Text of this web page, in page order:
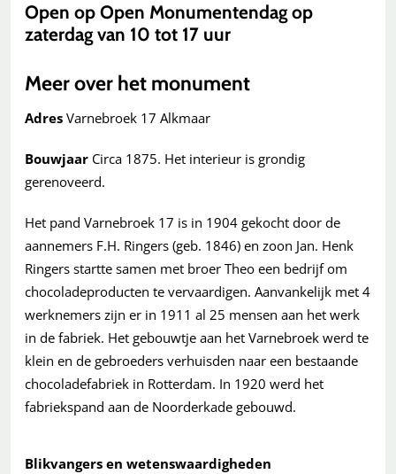
Open op Open Monumentendag op
zaterdag van 10 tot 17 uur
Meer over het monument
Adres Varnebroek 17 Alkmaar
Bouwjaar Circa 1875. Het interieur is grondig
gerenoveerd.
Het pand Varnebroek 17 is in 1904 gekocht door de
aannemers F.H. Ringers (geb. 1846) en zoon Jan. Henk
Ringers startte samen met broer Theo een bedrijf om
chocoladeproducten te vervaardigen. Aanvankelijk met 4
werknemers zijn er in 1911 al 25 mensen aan het werk
in de fabriek. Het gebouwtje aan het Varnebroek werd te
klein en de gebroeders verhuisden naar een bestaande
chocoladefabriek in Rotterdam. In 1920 werd het
fabriekspand aan de Noorderkade gebouwd.
Blikvangers en wetenswaardigheden